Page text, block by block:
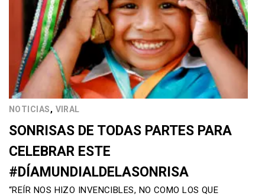
NOTICIAS, VIRAL
SONRISAS DE TODAS PARTES PARA
CELEBRAR ESTE
#DÍAMUNDIALDELASONRISA
“REÍR NOS HIZO INVENCIBLES, NO COMO LOS QUE